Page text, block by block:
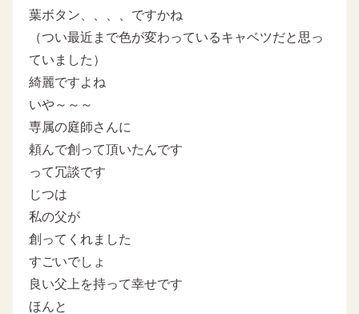
葉ボタン、、、、ですかね
（つい最近まで色が変わっているキャベツだと思っ
ていました）
綺麗ですよね
いや～～～
専属の庭師さんに
頼んで創って頂いたんです
って冗談です
じつは
私の父が
創ってくれました
すごいでしょ
良い父上を持って幸せです
ほんと